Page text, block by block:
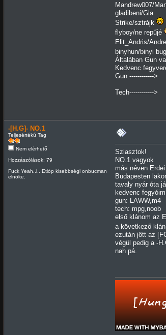
Mandrew007/
gladibeni/Gla
Strike/sztrájk
flyboy/ne repűjé
Elit_Andris/
binyhun/binyi
Általában Gun
Kedvenc
Gun:------------>
Tech------------>
-[H.G]- NO.1
Teljesértékű Tag
Nem elérhető
Hozzászólások: 79
Fuck Yeah..l.. Etióp kisebbségi onbucman
elnöke.
Sziasztok!
NO.1 vagyok
más néven Erdei
Budapesten
tavaly nyár óta
kedvenc fegyóim
gun: LAWW,m4
tech: mpg,noob
első klánom az
a következő
ezután jött az
végül pedig a -
nah pá.